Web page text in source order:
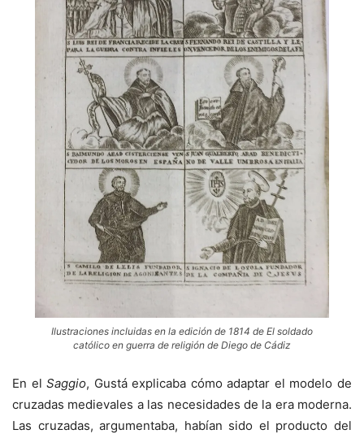
Ilustraciones incluidas en la edición de 1814 de El soldado
católico en guerra de religión de Diego de Cádiz
En elSaggio, Gustá explicaba cómo adaptar el modelo de
cruzadas medievales a las necesidades de la era moderna.
Las cruzadas, argumentaba, habían sido el producto del